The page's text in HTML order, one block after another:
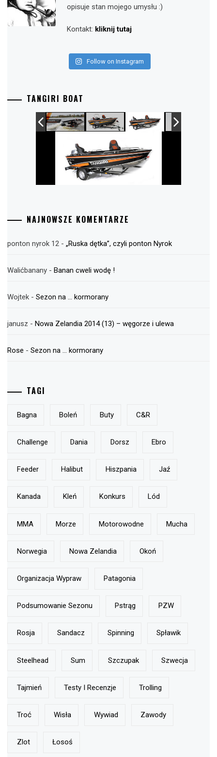
opisuje stan mojego umysłu :)
Kontakt: kliknij tutaj
Follow on Instagram
TANGIRI BOAT
NAJNOWSZE KOMENTARZE
ponton nyrok 12 - „Ruska dętka”, czyli ponton Nyrok
Walićbanany - Banan cweli wodę !
Wojtek - Sezon na … kormorany
janusz - Nowa Zelandia 2014 (13) – węgorze i ulewa
Rose - Sezon na … kormorany
TAGI
Bagna Boleń Buty C&r
Challenge Dania Dorsz Ebro
Feeder Halibut Hiszpania Jaź
Kanada Kleń Konkurs Lód
MMA Morze Motorowodne Mucha
Norwegia Nowa Zelandia Okoń
Organizacja Wypraw Patagonia
Podsumowanie Sezonu Pstrąg PZW
Rosja Sandacz Spinning Spławik
Steelhead Sum Szczupak Szwecja
Tajmień Testy I Recenzje Trolling
Troć Wisła Wywiad Zawody
Zlot Łosoś